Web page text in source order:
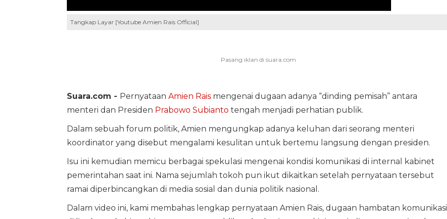
Tangkap Layar [Youtube Amien Rais Official]
Suara.com - Pernyataan Amien Raismengenai dugaan adanya “dinding pemisah” antara
menteri dan Presiden Prabowo Subianto tengah menjadi perhatian publik.
Dalam sebuah forum politik, Amien mengungkap adanya keluhan dari seorang menteri
koordinator yang disebut mengalami kesulitan untuk bertemu langsung dengan presiden.
Isu ini kemudian memicu berbagai spekulasi mengenai kondisi komunikasi di internal kabinet
pemerintahan saat ini. Nama sejumlah tokoh pun ikut dikaitkan setelah pernyataan tersebut
ramai diperbincangkan di media sosial dan dunia politik nasional.
Dalam video ini, kami membahas lengkap pernyataan Amien Rais, dugaan hambatan komunikasi